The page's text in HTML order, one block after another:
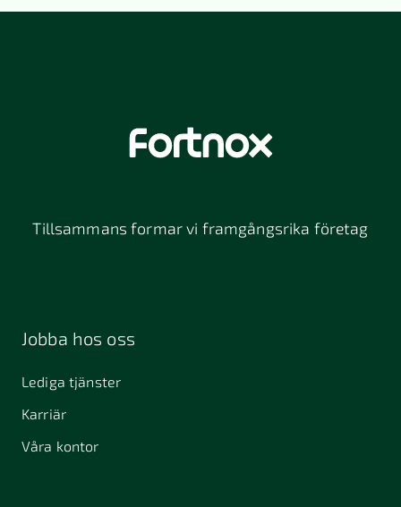
Tillsammans formar vi framgångsrika företag
Jobba hos oss
Lediga tjänster
Karriär
Våra kontor